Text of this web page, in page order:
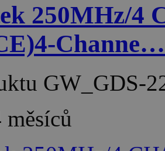
250MHz/4
Channe…
GW_GDS-
měsíců